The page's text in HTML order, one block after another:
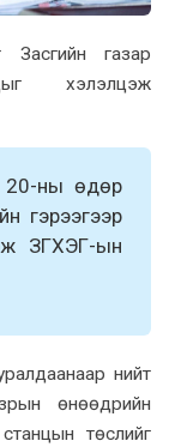
Засгийн газар
xэлэлцэж
20-ны өдөр
гэрээгээр
ЗГXЭГ-ын
нийт
өнөөдрийн
төслийг